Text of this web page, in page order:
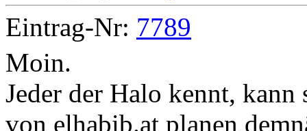
Eintrag-Nr: 7789
Moin.
Jeder der Halo kennt,
von elhabib.at planen